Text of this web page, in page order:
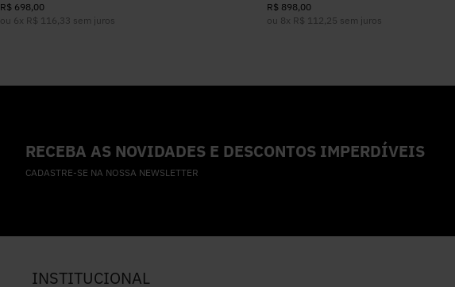
R$ 698,00
ou 6x R$ 116, 33 sem juros
R$ 898,00
ou 8x R$ 112,25 sem juros
RECEBA AS NOVIDADES E DESCONTOS IMPERDÍVEIS
CADASTRE-SE NA NOSSA NEWSLETTER
INSTITUCIONAL